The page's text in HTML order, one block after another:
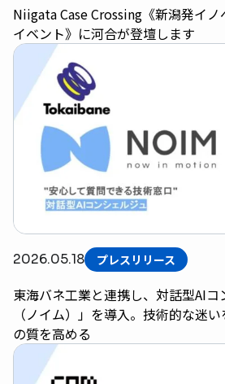
Niigata Case Crossing《新潟発イ
イベント》に河合が登壇します
2026.05.18 プレスリリース
東海バネ工業と連携し、対話型AI
（ノイム）」を導入。技術的な迷
の質を高める